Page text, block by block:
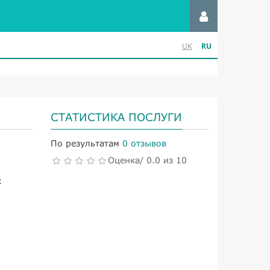
UK RU
СТАТИСТИКА ПОСЛУГИ
По результатам 0 отзывов
Оценка/ 0.0 из 10